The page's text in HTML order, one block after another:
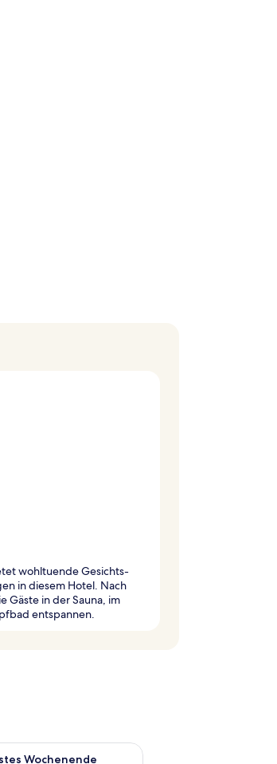
wohltuende Gesichts-
in diesem Hotel. Nach
Gäste in der Sauna, im
entspannen.
Aug. 7 - Aug. 9.
Wochenende
Verfügbarkeit für nächstes Wochenende, Aug.